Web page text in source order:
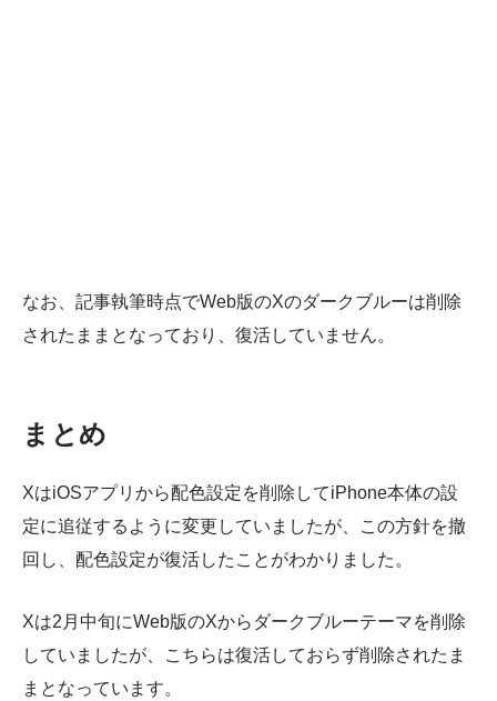
なお、記事執筆時点でWeb版のXのダークブルーは削除
されたままとなっており、復活していません。
まとめ
XはiOSアプリから配色設定を削除してiPhone本体の設
定に追従するように変更していましたが、この方針を撤
回し、配色設定が復活したことがわかりました。
Xは2月中旬にWeb版のXからダークブルーテーマを削除
していましたが、こちらは復活しておらず削除されたま
まとなっています。